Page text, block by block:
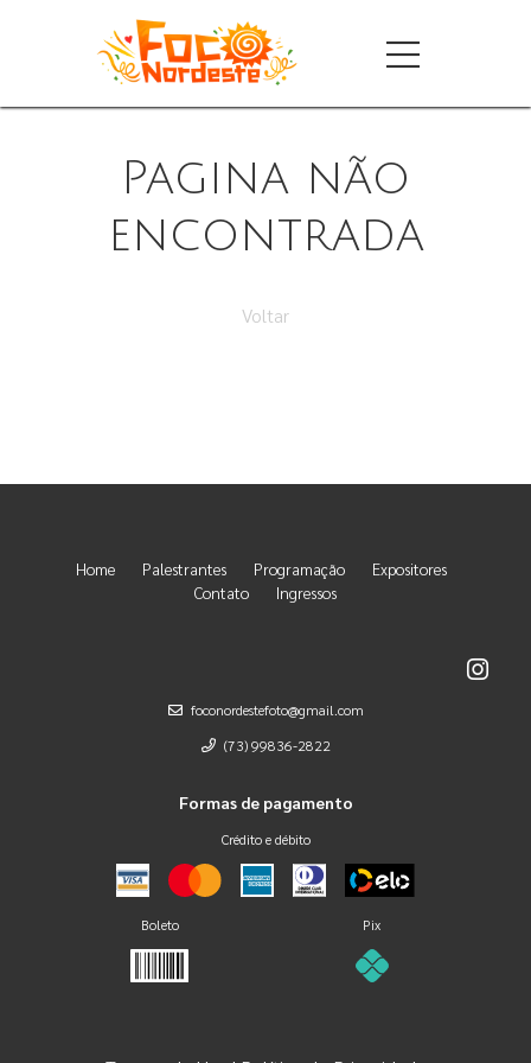
Pagina não
encontrada
Voltar
Home Palestrantes Programação
Expositores
Contato
Ingressos
foconordestefoto@gmail.com
(73) 99836-2822
Formas de pagamento
Crédito e débito
Boleto Pix